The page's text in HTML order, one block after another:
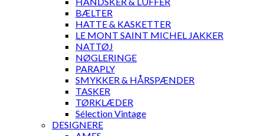
BÆLTER
HATTE & KASKETTER
LE MONT SAINT MICHEL JAKKER
NATTØJ
NØGLERINGE
PARAPLY
SMYKKER & HÅRSPÆNDER
TASKER
TØRKLÆDER
Sélection Vintage
DESIGNERE